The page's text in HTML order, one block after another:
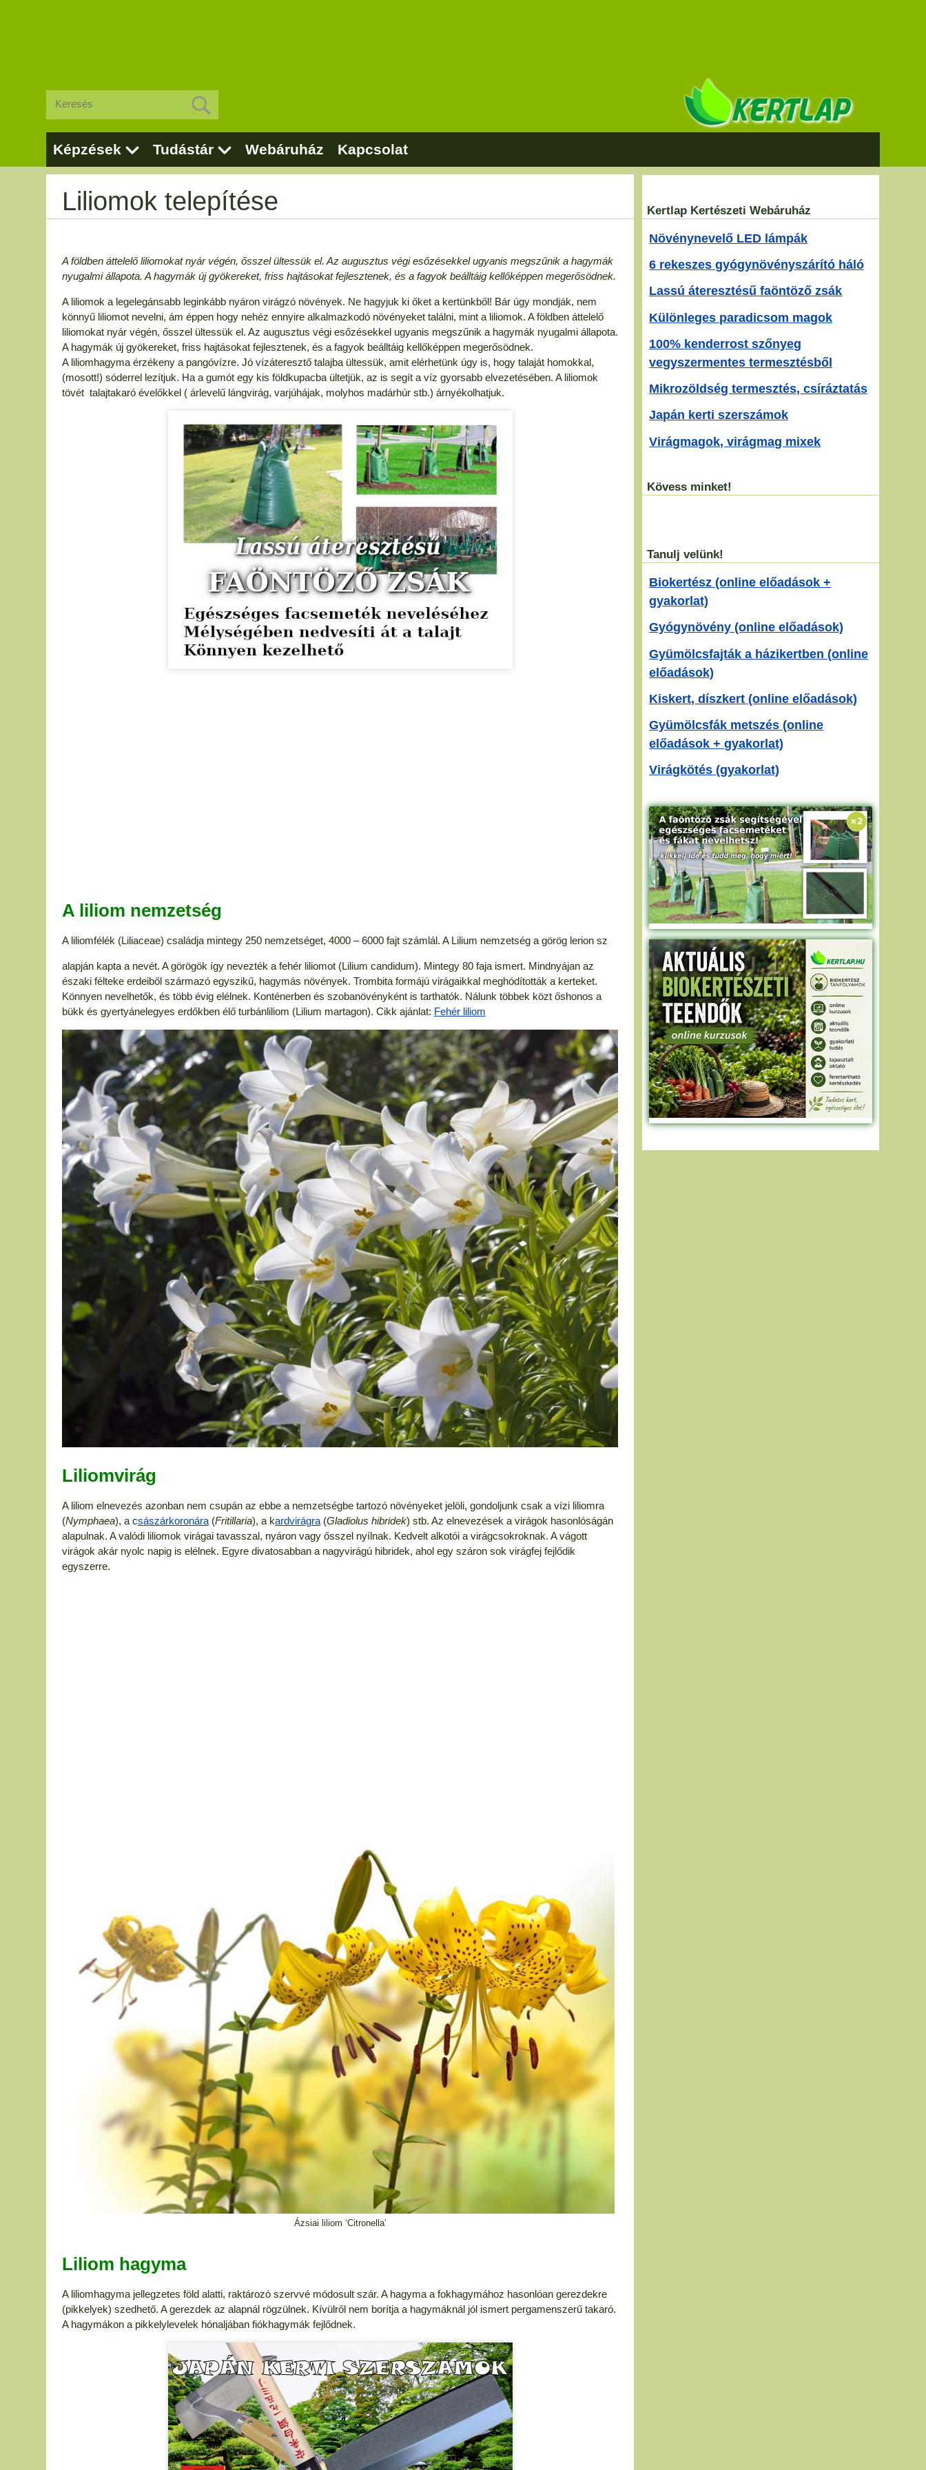
Képzések Tudástár Webáruház Kapcsolat
Liliomok telepítése
A földben áttelelő liliomokat nyár végén, ősszel ültessük el. Az augusztus végi esőzésekkel ugyanis megszűnik a hagymák
nyugalmi állapota. A hagymák új gyökereket, friss hajtásokat fejlesztenek, és a fagyok beálltáig kellőképpen megerősödnek.
A liliomok a legelegánsabb leginkább nyáron virágzó növények. Ne hagyjuk ki őket a kertünkből! Bár úgy mondják, nem
könnyű liliomot nevelni, ám éppen hogy nehéz ennyire alkalmazkodó növényeket találni, mint a liliomok. A földben áttelelő
liliomokat nyár végén, ősszel ültessük el. Az augusztus végi esőzésekkel ugyanis megszűnik a hagymák nyugalmi állapota.
A hagymák új gyökereket, friss hajtásokat fejlesztenek, és a fagyok beálltáig kellőképpen megerősödnek.
A liliomhagyma érzékeny a pangóvízre. Jó vízáteresztő talajba ültessük, amit elérhetünk úgy is, hogy talaját homokkal,
(mosott!) sóderrel lezítjuk. Ha a gumót egy kis földkupacba ültetjük, az is segít a víz gyorsabb elvezetésében. A liliomok
tövét talajtakaró évelőkkel ( árlevelű lángvirág, varjúhájak, molyhos madárhúr stb.) árnyékolhatjuk.
A liliom nemzetség
A liliomfélék (Liliaceae) családja mintegy 250 nemzetséget, 4000 – 6000 fajt számlál. A Lilium nemzetség a görög lerion sz
alapján kapta a nevét. A görögök így nevezték a fehér liliomot (Lilium candidum). Mintegy 80 faja ismert. Mindnyájan az
északi félteke erdeiből származó egyszikű, hagymás növények. Trombita formájú virágaikkal meghódították a kerteket.
Könnyen nevelhetők, és több évig elélnek. Konténerben és szobanövényként is tarthatók. Nálunk többek közt őshonos a
bükk és gyertyánelegyes erdőkben élő turbánliliom (Lilium martagon). Cikk ajánlat: Fehér liliom
Liliomvirág
A liliom elnevezés azonban nem csupán az ebbe a nemzetségbe tartozó növényeket jelöli, gondoljunk csak a vízi liliomra
(Nymphaea), a császárkoronára(Fritillaria), a kardvirágra(Gladiolus hibridek) stb. Az elnevezések a virágok hasonlóságán
alapulnak. A valódi liliomok virágai tavasszal, nyáron vagy ősszel nyílnak. Kedvelt alkotói a virágcsokroknak. A vágott
virágok akár nyolc napig is elélnek. Egyre divatosabban a nagyvirágú hibridek, ahol egy száron sok virágfej fejlődik
egyszerre.
Ázsiai liliom ‘Citronella’
Liliom hagyma
A liliomhagyma jellegzetes föld alatti, raktározó szervvé módosult szár. A hagyma a fokhagymához hasonlóan gerezdekre
(pikkelyek) szedhető. A gerezdek az alapnál rögzülnek. Kívülről nem borítja a hagymáknál jól ismert pergamenszerű takaró.
A hagymákon a pikkelylevelek hónaljában fiókhagymák fejlődnek.
Kertlap Kertészeti Webáruház
Növénynevelő LED lámpák
6 rekeszes gyógynövényszárító háló
Lassú áteresztésű faöntöző zsák
Különleges paradicsom magok
100% kenderrost szőnyeg
vegyszermentes termesztésből
Mikrozöldség termesztés, csíráztatás
Japán kerti szerszámok
Virágmagok, virágmag mixek
Kövess minket!
Tanulj velünk!
Biokertész (online előadások +
gyakorlat)
Gyógynövény (online előadások)
Gyümölcsfajták a házikertben (online
előadások)
Kiskert, díszkert (online előadások)
Gyümölcsfák metszés (online
előadások + gyakorlat)
Virágkötés (gyakorlat)